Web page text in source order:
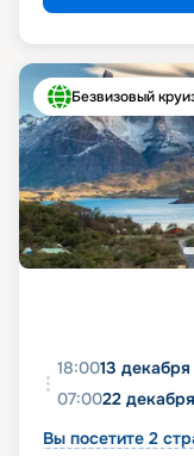
Безвизовый
18:0013
07:0022
Вы посетите 2